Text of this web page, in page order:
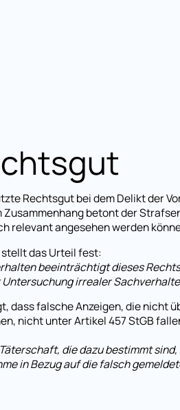
Rechtsgut bei dem Delikt der
betont der
relevant angesehen werden
das Urteil fest:
beeinträchtigt dieses
irrealer
dass falsche Anzeigen, die nicht
nicht unter Artikel 457 StGB
die dazu bestimmt
in Bezug auf die falsch